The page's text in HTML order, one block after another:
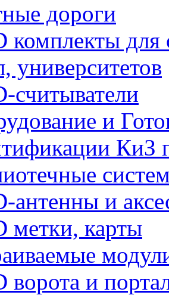
дороги
комплекты для
университетов
считыватели
и
антенны и
метки, карты
ворота и